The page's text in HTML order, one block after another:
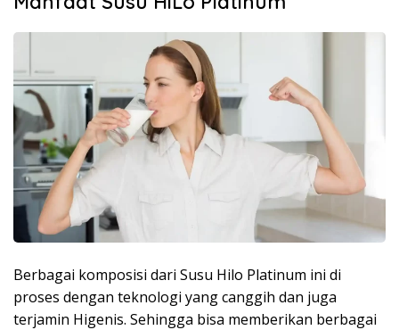
Berbagai komposisi dari Susu Hilo Platinum ini di
proses dengan teknologi yang canggih dan juga
terjamin Higenis. Sehingga bisa memberikan berbagai